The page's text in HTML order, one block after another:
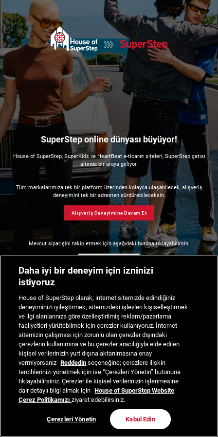
SuperStep online dünyası büyüyor!
House of SuperStep, SuperKids ve HeartBeat e-ticaret siteleri, SuperStep çatısı
altında bir araya geliyor.
Tüm markalarımıza tek bir platform üzerinden kolayca ulaşabilecek, alışveriş
deneyimini tek bir adresten sürdürebileceksin.
Alışveriş Deneyimine Devam Et
Mevcut siparişini takip etmek için aşağıdaki butona tıklayabilirsin.
Daha iyi bir deneyim için izninizi
istiyoruz
House of SuperStep olarak, internet sitemizde edindiğiniz
deneyiminizi iyileştirmek, sitemizdeki işlevleri kişiselleştirmek
ve ilgi alanlarınıza göre özelleştirilmiş reklam/pazarlama
faaliyetleri yürütebilmek için çerezler kullanıyoruz. İnternet
sitemizin çalışması için zorunlu olan çerezler dışındaki
çerezlerin kullanımına ve bu çerezler aracılığıyla elde edilen
kişisel verilerinizin yurt dışına aktarılmasına onay
vermiyorsanız Reddedin seçeneğine; çerezlere ilişkin
tercihlerinizi yönetmek için ise “Çerezleri Yönetin” butonuna
tıklayabilirsiniz. Çerezler ile kişisel verilerinizin işlenmesine
dair detaylı bilgi almak için House of SuperStep Website
Çerez Politikamızıziyaret edebilirsiniz.
Çerezleri Yönetin Kabul Edin